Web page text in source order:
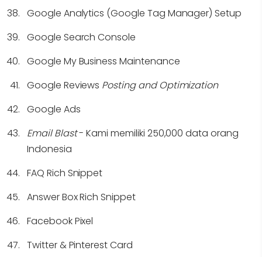
Google Analytics (Google Tag Manager) Setup
Google Search Console
Google My Business Maintenance
Google Reviews Posting and Optimization
Google Ads
Email Blast- Kami memiliki 250,000 data orang
Indonesia
FAQ Rich Snippet
Answer Box Rich Snippet
Facebook Pixel
Twitter & Pinterest Card